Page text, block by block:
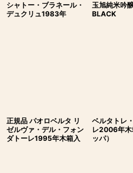
シャトー・ブラネール・
デュクリュ1983年
玉旭純米吟
BLACK
正規品 パオロベルタ リ
ゼルヴァ・デル・フォン
ダトーレ1995年木箱入
ベルタトレ
レ2006年木
ッパ）